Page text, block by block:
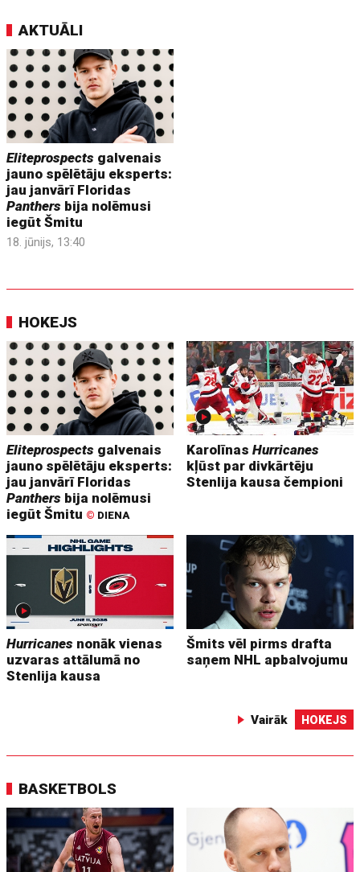
AKTUĀLI
Eliteprospects galvenais
jauno spēlētāju eksperts:
jau janvārī Floridas
Panthers bija nolēmusi
iegūt Šmitu
18. jūnijs, 13:40
HOKEJS
Eliteprospects galvenais
jauno spēlētāju eksperts:
jau janvārī Floridas
Panthers bija nolēmusi
iegūt Šmitu © DIENA
KarolīnasHurricanes
kļūst par divkārtēju
Stenlija kausa čempioni
Hurricanes nonāk vienas
uzvaras attālumā no
Stenlija kausa
Šmits vēl pirms drafta
saņem NHL apbalvojumu
Vairāk HOKEJS
BASKETBOLS